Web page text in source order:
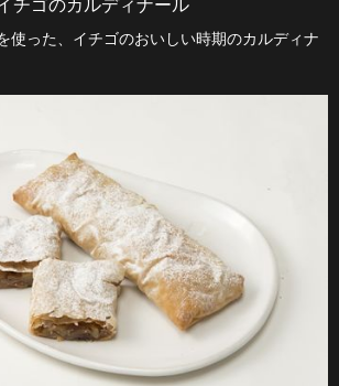
チゴのカルディナール
使った、イチゴのおいしい時期のカルディナ